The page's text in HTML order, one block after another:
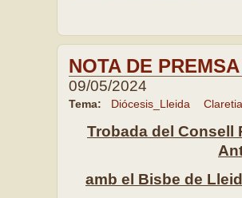
NOTA DE PREMSA
09/05/2024
Tema: Diócesis_Lleida
Trobada del Consell
amb el Bisbe de